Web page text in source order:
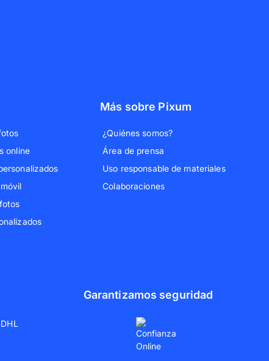
online
Más sobre Pixum
¿Quiénes somos?
Área de prensa
Uso responsable de materiales
Colaboraciones
Garantizamos seguridad